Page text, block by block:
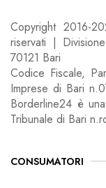
Copyright 2016-
riservati |
70121 Bari
Codice Fiscale,
Imprese di Bari
Borderline24 è
Tribunale di Bari
CONSUMATORI